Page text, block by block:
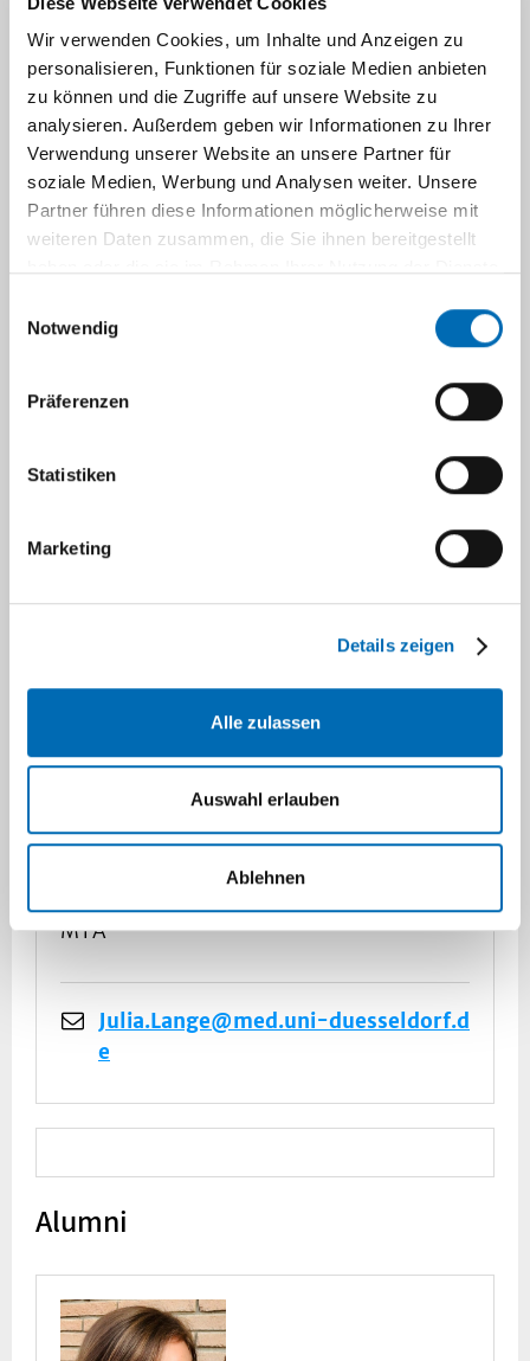
Wir verwenden Cookies, um Inhalte und Anzeigen zu
personalisieren, Funktionen für soziale Medien anbieten
zu können und die Zugriffe auf unsere Website zu
analysieren. Außerdem geben wir Informationen zu Ihrer
Verwendung unserer Website an unsere Partner für
soziale Medien, Werbung und Analysen weiter. Unsere
Partner führen diese Informationen möglicherweise mit
weiteren Daten zusammen, die Sie ihnen bereitgestellt
Notwendig
Präferenzen
Statistiken
Marketing
Details zeigen
Alle zulassen
Auswahl erlauben
Ablehnen
Kylie Wenqing Xu
PhD Studentin
de
Judith Hatzfeld
PhD Studentin
MTA
Julia.Lange@med.uni-duesseldorf.d
e
Alumni